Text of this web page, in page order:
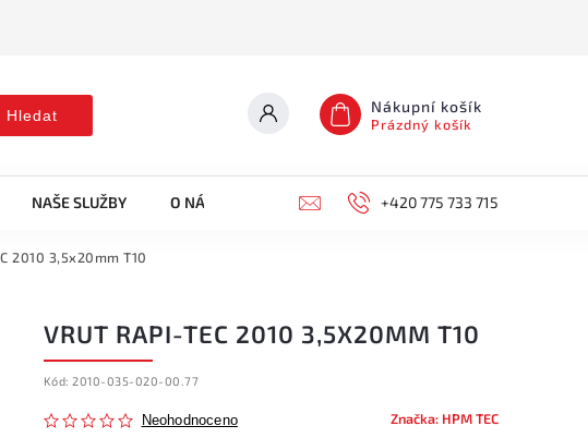
Hledat Nákupní košík
Prázdný košík
NAŠE SLUŽBY O NÁS KONTAKTY +420 775 733 715
2010 3,5x20mm T10
VRUT RAPI-TEC 2010 3,5X20MM T10
Kód: 2010-035-020-00.77
Neohodnoceno Značka: HPM TEC